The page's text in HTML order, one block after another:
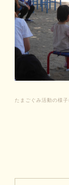
たまごぐみ活動の様子